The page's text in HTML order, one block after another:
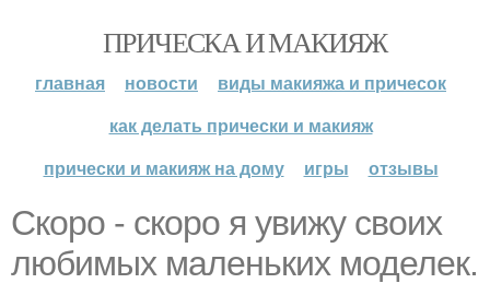
ПРИЧЕСКА И МАКИЯЖ
главная новости
виды макияжа и причесок
как делать прически и макияж
прически и макияж на дому
игры отзывы
Скоро - скоро я увижу своих
любимых маленьких моделек.